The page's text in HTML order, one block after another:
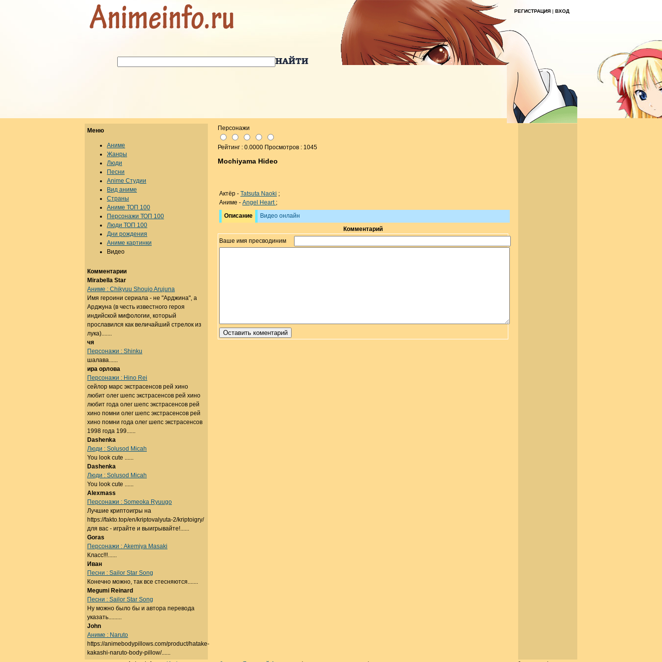
РЕГИСТРАЦИЯ | ВХОД
Персонажи
Рейтинг : 0.0000 Просмотров : 1045
Mochiyama Hideo
Актёр - Tatsuta Naoki ;
Аниме - Angel Heart ;
Описание
Видео онлайн
Комментарий
Ваше имя пресводиним
Меню
Аниме
Жанры
Люди
Песни
Anime Студии
Вид аниме
Страны
Аниме ТОП 100
Персонажи ТОП 100
Люди ТОП 100
Дни рождения
Аниме картинки
Видео
Комментарии
Mirabella Star
Аниме : Chikyuu Shoujo Arujuna
Имя героини сериала - не "Арджина", а
Арджуна (в честь известного героя
индийской мифологии, который
прославился как величайший стрелок из
лука).......
чя
Персонажи : Shinku
шалава......
ира орлова
Персонажи : Hino Rei
сейлор марс экстрасенсов рей хино
любит олег шепс экстрасенсов рей хино
любит года олег шепс экстрасенсов рей
хино помни олег шепс экстрасенсов рей
хино помни года олег шепс экстрасенсов
1998 года 199......
Dashenka
Люди : Solusod Micah
You look cute ......
Dashenka
Люди : Solusod Micah
You look cute ......
Alexmass
Персонажи : Someoka Ryuugo
Лучшие криптоигры на
https://fakto.top/en/kriptovalyuta-2/kriptoigry/
для вас - играйте и выигрывайте!......
Goras
Персонажи : Akemiya Masaki
Класс!!!......
Иван
Песни : Sailor Star Song
Конечно можно, так все стесняются.......
Megumi Reinard
Песни : Sailor Star Song
Ну можно было бы и автора перевода
указать.........
John
Аниме : Naruto
https://animebodypillows.com/product/hatake-
kakashi-naruto-body-pillow/......